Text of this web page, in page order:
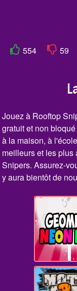
554 59
Jouez à Rooftop
gratuit et non
à la maison, à
meilleurs et les plus
Snipers. Assurez-
y aura bientôt de